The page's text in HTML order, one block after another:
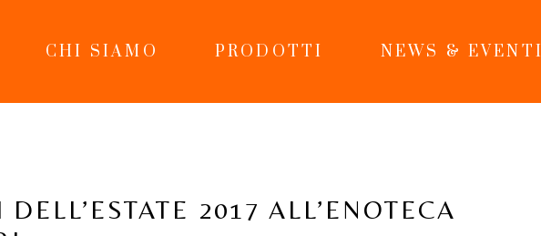
CHI SIAMO PRODOTTI NEWS & EVENTI
2017 ALL’ENOTECA